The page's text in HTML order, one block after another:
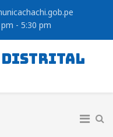
- 5:30 pm